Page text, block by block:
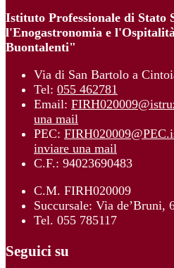
Istituto Professionale di Stato
l'Enogastronomia e
Buontalenti"
Via di San Bartolo a
Tel: 055 462781
Email:
una mail
PEC:
inviare una mail
C.F.: 94023690483
C.M. FIRH020009
Succursale: Via de’Bruni,
Tel. 055 785117
Seguici su